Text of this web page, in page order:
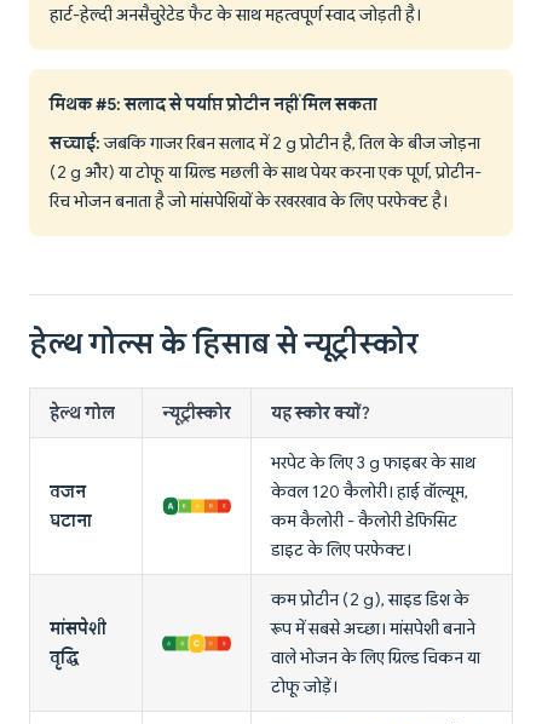
हार्ट-हेल्दी अनसैचुरेटेड फैट के साथ महत्वपूर्ण स्वाद जोड़ती है।
मिथक #5: सलाद से पर्याप्त प्रोटीन नहीं मिल सकता
सच्चाई:जबकि गाजर रिबन सलाद में 2 g प्रोटीन है, तिल के बीज जोड़ना
(2 g और) या टोफू या ग्रिल्ड मछली के साथ पेयर करना एक पूर्ण, प्रोटीन-
रिच भोजन बनाता है जो मांसपेशियों के रखरखाव के लिए परफेक्ट है।
हेल्थ गोल्स के हिसाब से न्यूट्रीस्कोर
हेल्थ गोल न्यूट्रीस्कोर यह स्कोर क्यों?
वजन
घटाना
भरपेट के लिए 3 g फाइबर के साथ
केवल 120 कैलोरी। हाई वॉल्यूम,
कम कैलोरी - कैलोरी डेफिसिट
डाइट के लिए परफेक्ट।
मांसपेशी
वृद्धि
कम प्रोटीन (2 g), साइड डिश के
रूप में सबसे अच्छा। मांसपेशी बनाने
वाले भोजन के लिए ग्रिल्ड चिकन या
टोफू जोड़ें।